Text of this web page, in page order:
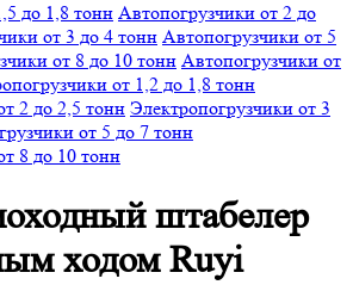
до 1,8 тонн Автопогрузчики от 2 до
от 3 до 4 тонн Автопогрузчики от 5
от 8 до 10 тонн Автопогрузчики от
от 1,2 до 1,8 тонн
2 до 2,5 тонн Электропогрузчики от 3
от 5 до 7 тонн
8 до 10 тонн
штабелер
ходом Ruyi